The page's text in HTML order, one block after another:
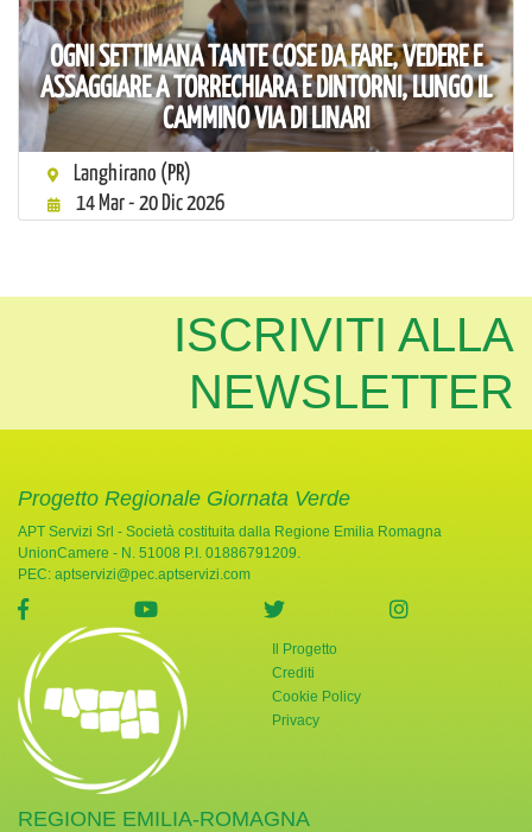
OGNI SETTIMANA TANTE COSE DA FARE, VEDERE E
ASSAGGIARE A TORRECHIARA E DINTORNI, LUNGO IL
CAMMINO VIA DI LINARI
Langhirano (PR)
14 Mar - 20 Dic 2026
ISCRIVITI ALLA
NEWSLETTER
Progetto Regionale Giornata Verde
APT Servizi Srl - Società costituita dalla Regione Emilia Romagna
UnionCamere - N. 51008 P.I. 01886791209.
PEC: aptservizi@pec.aptservizi.com
visita la pagina Facebook di Giornata Verde
visita la pagina YouTube di Giornata
visita la pagina Twitter di
visita la
Il Progetto
Crediti
Cookie Policy
Privacy
REGIONE EMILIA-ROMAGNA